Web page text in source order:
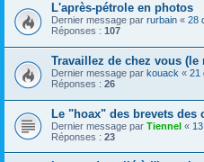
L'après-pétrole en photos
Dernier message par rurbain « 28
Réponses : 107
Travaillez de chez vous (le
Dernier message par kouack « 21
Réponses : 26
Le "hoax" des brevets des
Dernier message par Tiennel «
Réponses : 23